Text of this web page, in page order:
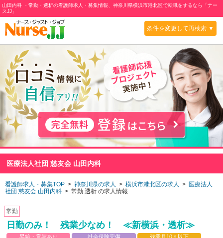
山田内科 ・常勤・透析の看護師求人・募集情報、神奈川県横浜市港北区で転職をするなら「ナー
スJJ」
条件を変更して再検索 ▼
医療法人社団 慈友会 山田内科
看護師求人・募集TOP > 神奈川県の求人 > 横浜市港北区の求人 > 医療法人
社団 慈友会 山田内科 > 常勤 透析 の求人情報
常勤
日勤のみ！ 残業少なめ！ ≪新横浜・透析≫
昇給・賞与あり 社会保険完備
残業月10ｈ以下